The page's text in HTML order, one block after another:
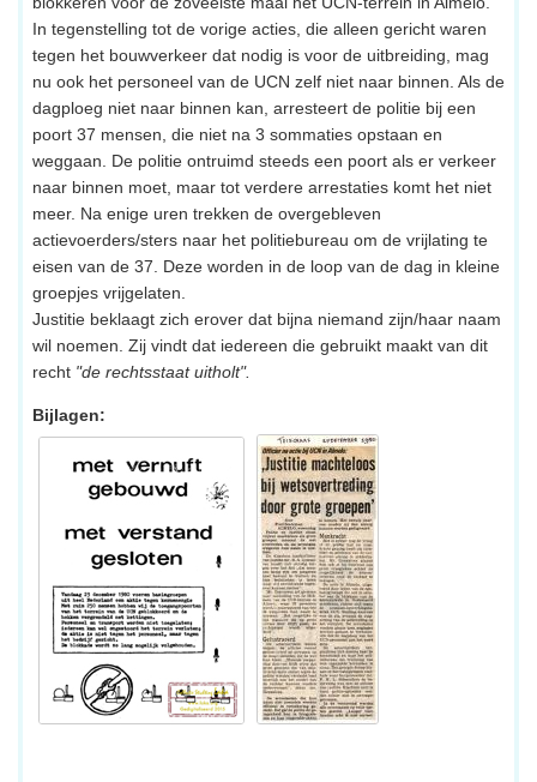
In tegenstelling tot de vorige acties, die alleen gericht waren
tegen het bouwverkeer dat nodig is voor de uitbreiding, mag
nu ook het personeel van de UCN zelf niet naar binnen. Als de
dagploeg niet naar binnen kan, arresteert de politie bij een
poort 37 mensen, die niet na 3 sommaties opstaan en
weggaan. De politie ontruimd steeds een poort als er verkeer
naar binnen moet, maar tot verdere arrestaties komt het niet
meer. Na enige uren trekken de overgebleven
actievoerders/sters naar het politiebureau om de vrijlating te
eisen van de 37. Deze worden in de loop van de dag in kleine
groepjes vrijgelaten.
Justitie beklaagt zich erover dat bijna niemand zijn/haar naam
wil noemen. Zij vindt dat iedereen die gebruikt maakt van dit
recht "de rechtsstaat uitholt".
Bijlagen: